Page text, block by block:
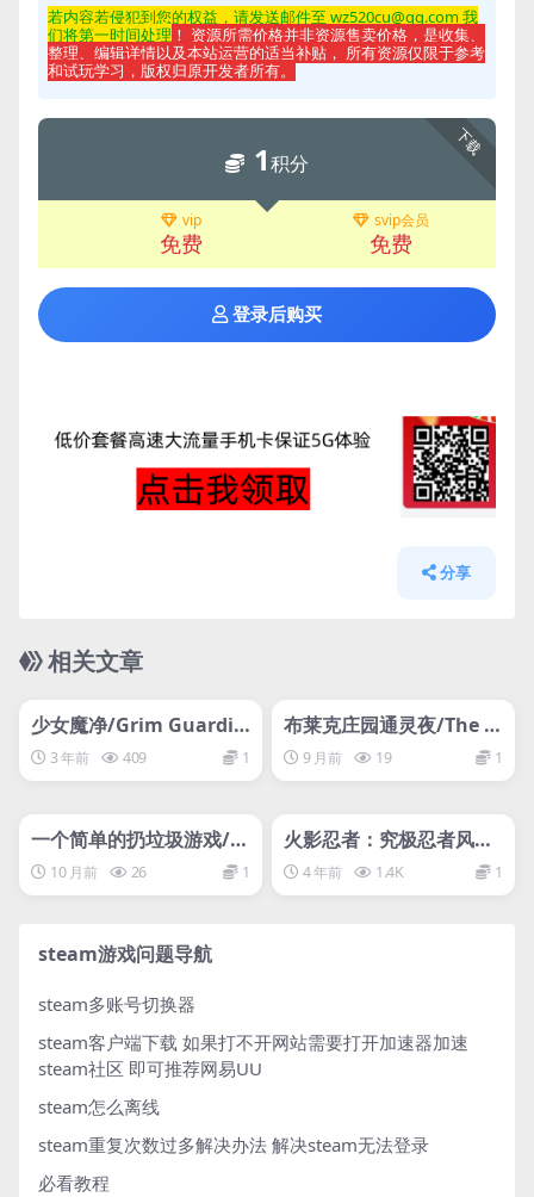
若内容若侵犯到您的权益，请发送邮件至 wz520cu@qq.com 我
们将第一时间处理 ！ 资源所需价格并非资源售卖价格，是收集、
整理、编辑详情以及本站运营的适当补贴， 所有资源仅限于参考
和试玩学习，版权归原开发者所有。
下载
1积分
vip
免费
svip会员
免费
登录后购买
分享
相关文章
网盘下载游戏
少女魔净/Grim Guardia
ns: Demon Purge
3 年前 409 1
网盘下载游戏
布莱克庄园通灵夜/The S
eance of Blake Manor
9 月前 19 1
网盘下载游戏
一个简单的扔垃圾游戏/A
Simple Garbage Sortin
g Game
10 月前 26 1
网盘下载游戏
火影忍者：究极忍者风暴
2经典传承遗产版/单机.同
屏多人
4 年前 1.4K 1
steam游戏问题导航
steam多账号切换器
steam客户端下载 如果打不开网站需要打开加速器加速
steam社区 即可推荐网易UU
steam怎么离线
steam重复次数过多解决办法 解决steam无法登录
必看教程